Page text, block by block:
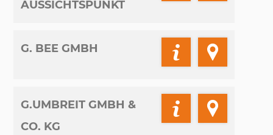
AUSSICHTSPUNKT
G. BEE GMBH
G.UMBREIT GMBH &
CO. KG